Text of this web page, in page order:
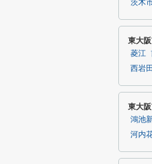
茨木
東大
菱江
西岩田
東大
鴻池
河内